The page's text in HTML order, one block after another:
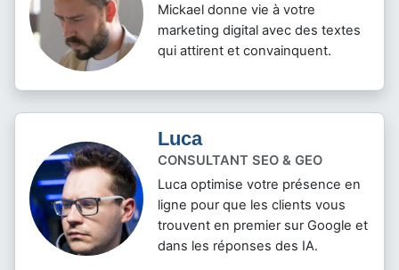
Mickael donne vie à votre
marketing digital avec des textes
qui attirent et convainquent.
Luca
CONSULTANT SEO & GEO
Luca optimise votre présence en
ligne pour que les clients vous
trouvent en premier sur Google et
dans les réponses des IA.